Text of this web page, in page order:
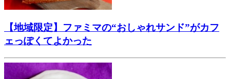
【地域限定】ファミマの“おしゃれサンド”がカフ
ェっぽくてよかった